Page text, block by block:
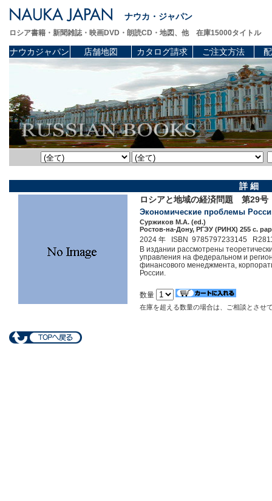
ナウカ・ジャパン
ロシア書籍・新聞雑誌・映画DVD・朗読CD・地図、他 在庫15000タイトル
ナウカジャパン 店舗地図 カタログ請求 ご注文方法
詳 細
ロシアと地域の経済問題 第29
Экономические проблемы
Суржиков М.А. (ed.)
Ростов-на-Дону, РГЭУ (РИНХ) 255 c.
2024 年 ISBN 9785797233145
В издании рассмотрены
управления на федеральном и
финансового менеджмента,
России.
数量
在庫を超える数量の場合は、ご相談とさせ